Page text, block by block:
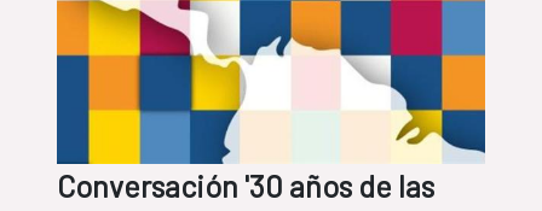
Conversación '30 años de las